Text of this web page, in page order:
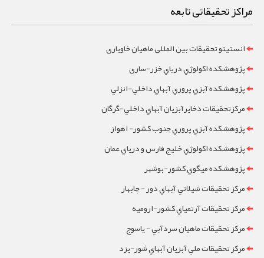
مراکز تحقیقاتی تابعه
انستیتو تحقیقات بین المللی ماهیان خاویاری
پژوهشکده اکولوژي درياي خزر-ساری
پژوهشکده آبزي پروري آبهاي داخلي-انزلي
مرکزتحقيقات ذخايرآبزيان آبهاي داخلي-گرگان
پژوهشکده آبزي پروري جنوب کشور- اهواز
پژوهشکده اکولوژي خليج فارس و درياي عمان
پژوهشکده ميگوي کشور-بوشهر
مرکز تحقيقات شيلاتي آبهاي دور - چابهار
مرکز تحقيقات آرتمياي کشور-ارومیه
مرکز تحقيقات ماهيان سردآبي - ياسوج
مرکز تحقيقات ملي آبزيان آبهاي شور-یزد